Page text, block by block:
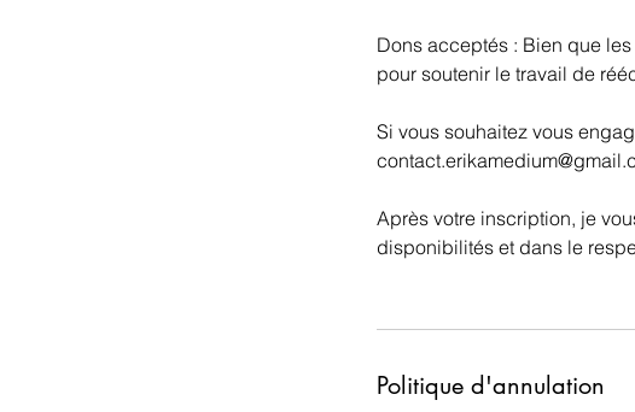
Dons acceptés : Bien que
pour soutenir le travail de
Si vous souhaitez vous
Après votre inscription, je
disponibilités et dans le
Politique d'annulation